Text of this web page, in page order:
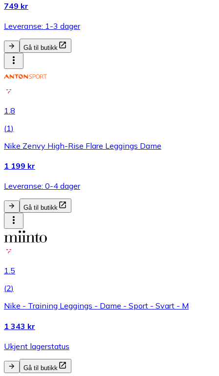
749 kr
Leveranse: 1-3 dager
Gå til butikk
1.8
(1)
Nike Zenvy High-Rise Flare Leggings Dame
1 199 kr
Leveranse: 0-4 dager
Gå til butikk
1.5
(2)
Nike - Training Leggings - Dame - Sport - Svart - M
1 343 kr
Ukjent lagerstatus
Gå til butikk